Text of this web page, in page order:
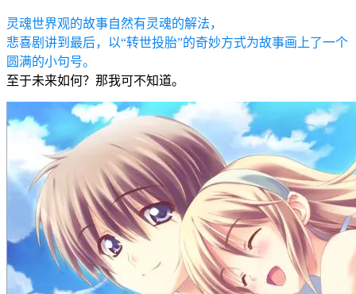
灵魂世界观的故事自然有灵魂的解法，
悲喜剧讲到最后，以“转世投胎”的奇妙方式为故事画上了一个
圆满的小句号。
至于未来如何？那我可不知道。